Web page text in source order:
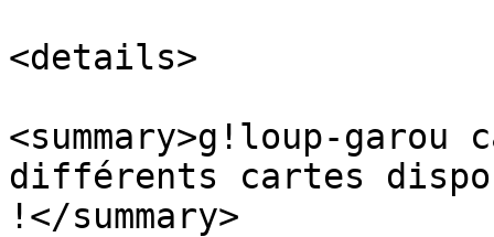
<details>
<summary>g!loup-
différents cartes
!</summary>